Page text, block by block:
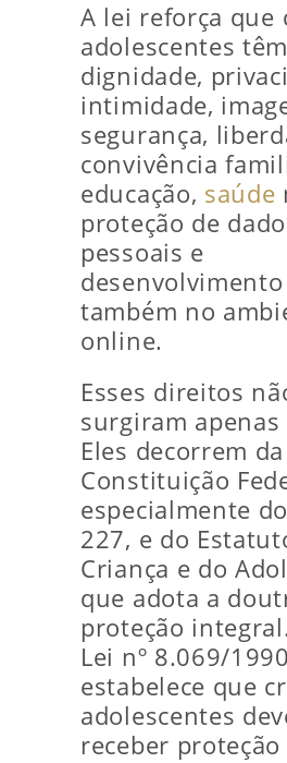
A lei reforça que
adolescentes
dignidade,
intimidade,
segurança,
convivência
educação, saúde
proteção de
pessoais e
também no
online.
Esses direitos
surgiram apenas
Eles decorrem da
Constituição
especialmente
227, e do
Criança e do
que adota a
proteção
Lei nº 8.069/
estabelece que
adolescentes
receber